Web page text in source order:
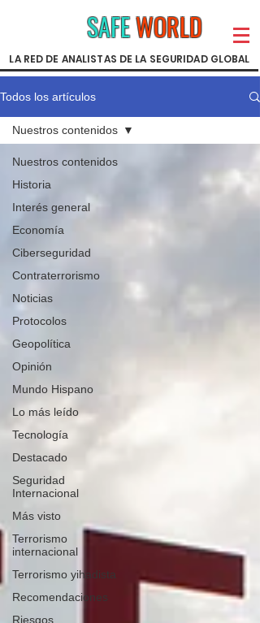
SAFEWORLD
LA RED DE ANALISTAS DE LA SEGURIDAD GLOBAL
Todos los artículos
Nuestros contenidos
Historia
Interés general
Economía
Ciberseguridad
Contraterrorismo
Noticias
Protocolos
Geopolítica
Opinión
Mundo Hispano
Lo más leído
Tecnología
Destacado
Seguridad
Internacional
Más visto
Terrorismo
internacional
Terrorismo yihadista
Recomendaciones
Riesgos
Nuestros contenidos